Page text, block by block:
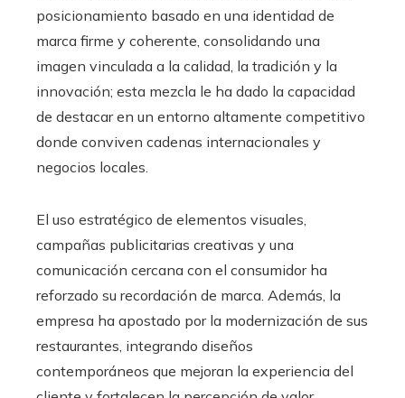
posicionamiento basado en una identidad de
marca firme y coherente, consolidando una
imagen vinculada a la calidad, la tradición y la
innovación; esta mezcla le ha dado la capacidad
de destacar en un entorno altamente competitivo
donde conviven cadenas internacionales y
negocios locales.
El uso estratégico de elementos visuales,
campañas publicitarias creativas y una
comunicación cercana con el consumidor ha
reforzado su recordación de marca. Además, la
empresa ha apostado por la modernización de sus
restaurantes, integrando diseños
contemporáneos que mejoran la experiencia del